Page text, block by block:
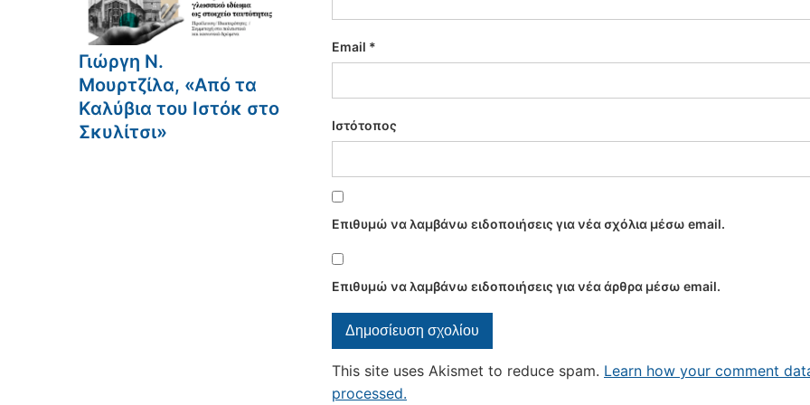
Γιώργη Ν.
Μουρτζίλα, «Από τα
Καλύβια του Ιστόκ στο
Σκυλίτσι»
Email *
Ιστότοπος
Επιθυμώ να λαμβάνω ειδοποιήσεις για νέα σχόλια μέσω email.
Επιθυμώ να λαμβάνω ειδοποιήσεις για νέα άρθρα μέσω email.
This site uses Akismet to reduce spam. Learn how your comment
processed.